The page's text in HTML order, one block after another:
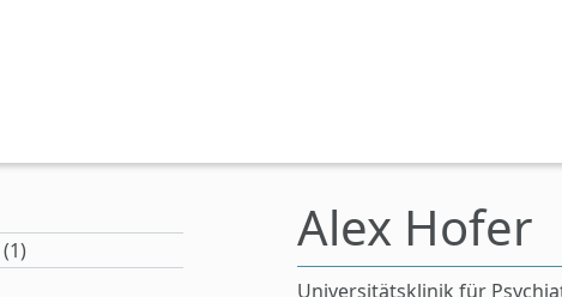
Alex Hofer
Universitätsklinik für
(1)